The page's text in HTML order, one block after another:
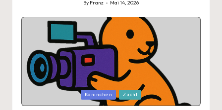
Posted
by
By Franz Mai 14, 2026
in
Kaninchen Zucht